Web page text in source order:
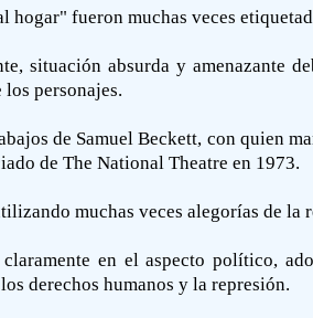
fueron muchas veces
situación absurda y amenazante
personajes.
de Samuel Beckett, con quien
de The National Theatre en 1973.
muchas veces alegorías de la
en el aspecto político,
derechos humanos y la represión.